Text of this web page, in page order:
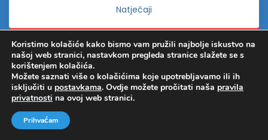
Natječaji
Koristimo kolačiće kako bismo vam pružili najbolje iskustvo na
našoj web stranici, nastavkom pregleda stranice slažete se s
korištenjem kolačića.
Možete saznati više o kolačićima koje upotrebljavamo ili ih
isključiti u postavkama. Ovdje možete pročitati naša pravila
privatnosti na ovoj web stranici.
Prihvaćam